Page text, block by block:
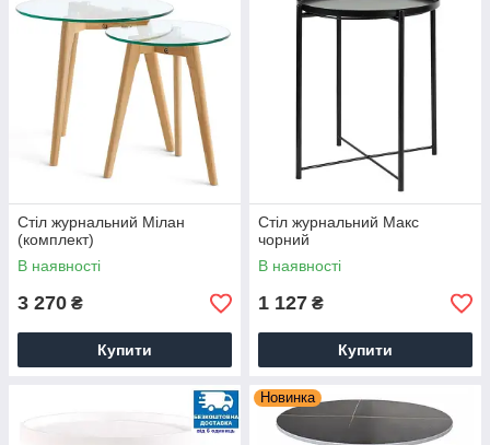
Стіл журнальний Мілан
(комплект)
В наявності
3 270 ₴
Купити
Стіл журнальний Макс
чорний
В наявності
1 127 ₴
Купити
Новинка